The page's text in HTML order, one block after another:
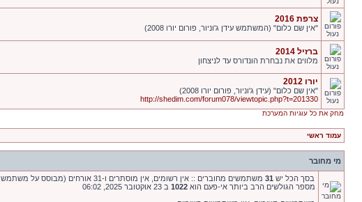
צרפת 2016
"אין שם כלום" (המשתמש עידן ג'וניור, פורום יורו 2008)
ברזיל 2014
מלווים את נבחרת הונדורס עד לניצחון
יורו 2012
"אין שם כלום" (עידן ג'וניור, פורום יורו 2008)
http://shedim.com/forum078/viewtopic.php?t=201330
מחק את כל עוגיות המערכת
עמוד ראשי
מי מחובר
בסך הכל יש 31 משתמשים מחוברים :: אין רשומים, אין מוסתרים ו-31 אורחים (מבוסס על משתמשים פעילים ב-5 הדקות האחרונות)
מספר הגולשים הרב ביותר אי-פעם הוא 1022 ב 23 אוקטובר 2025, 06:02